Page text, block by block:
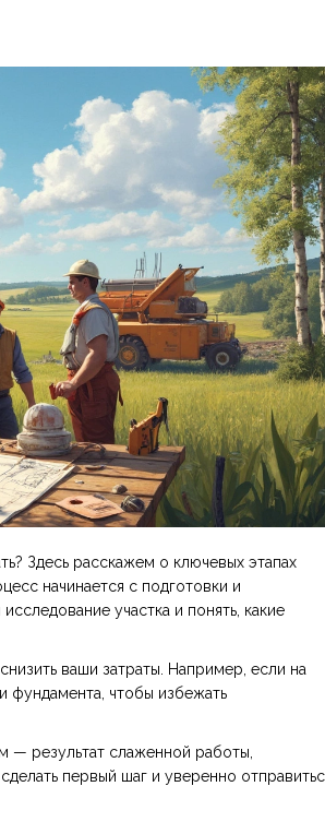
Здесь расскажем о ключевых этапах
начинается с подготовки и
участка и понять, какие
ваши затраты. Например, если на
фундамента, чтобы избежать
— результат слаженной работы,
первый шаг и уверенно